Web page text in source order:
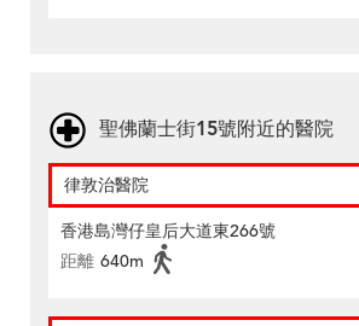
聖佛蘭士街15號附近的醫院
律敦治醫院
香港島灣仔皇后大道東266號
距離 640m